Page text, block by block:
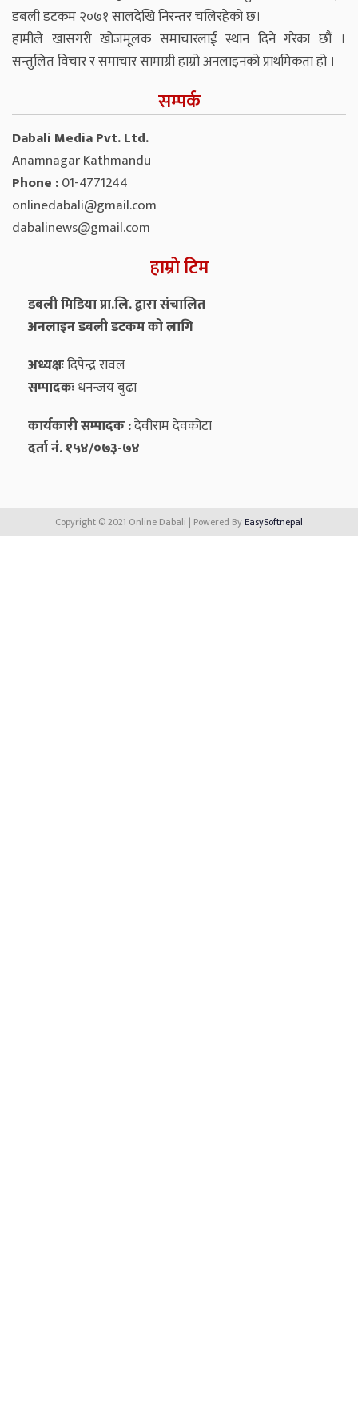
डबली डटकम २०७१ सालदेखि निरन्तर चलिरहेको छ।
हामीले खासगरी खोजमूलक समाचारलाई स्थान दिने गरेका छौं ।
सन्तुलित विचार र समाचार सामाग्री हाम्रो अनलाइनको प्राथमिकता हो ।
सम्पर्क
Dabali Media Pvt. Ltd.
Anamnagar Kathmandu
Phone :01-4771244
onlinedabali@gmail.com
dabalinews@gmail.com
हाम्रो टिम
डबली मिडिया प्रा.लि. द्वारा संचालित
अनलाइन डबली डटकम को लागि
अध्यक्षःदिपेन्द्र रावल
सम्पादकःधनन्‍जय बुढा
कार्यकारी सम्पादक :देवीराम देवकोटा
दर्ता नं. १५४/०७३-७४
Copyright © 2021 Online Dabali | Powered ByEasySoftnepal